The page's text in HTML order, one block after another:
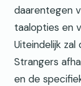
daarentegen
taalopties en
Uiteindelijk
Strangers
en de